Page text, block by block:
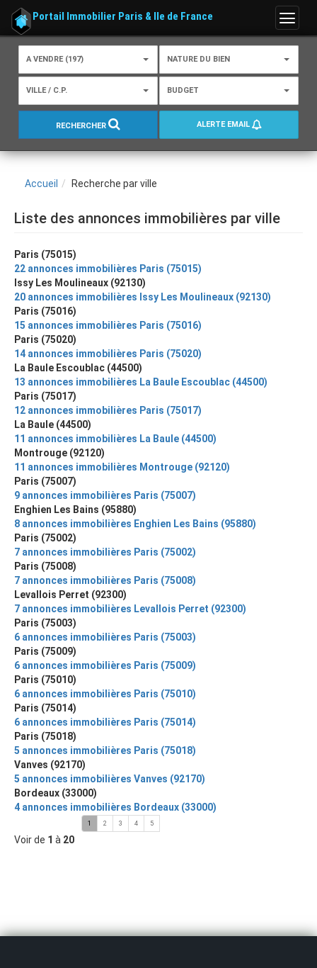
Menu
Portail Immobilier Paris & Ile de France
A VENDRE (197) NATURE DU BIEN
VILLE / C.P. BUDGET
RECHERCHER ALERTE EMAIL
Accueil Recherche par ville
Liste des annonces immobilières par ville
Paris (75015)
22 annonces immobilières Paris (75015)
Issy Les Moulineaux (92130)
20 annonces immobilières Issy Les Moulineaux (92130)
Paris (75016)
15 annonces immobilières Paris (75016)
Paris (75020)
14 annonces immobilières Paris (75020)
La Baule Escoublac (44500)
13 annonces immobilières La Baule Escoublac (44500)
Paris (75017)
12 annonces immobilières Paris (75017)
La Baule (44500)
11 annonces immobilières La Baule (44500)
Montrouge (92120)
11 annonces immobilières Montrouge (92120)
Paris (75007)
9 annonces immobilières Paris (75007)
Enghien Les Bains (95880)
8 annonces immobilières Enghien Les Bains (95880)
Paris (75002)
7 annonces immobilières Paris (75002)
Paris (75008)
7 annonces immobilières Paris (75008)
Levallois Perret (92300)
7 annonces immobilières Levallois Perret (92300)
Paris (75003)
6 annonces immobilières Paris (75003)
Paris (75009)
6 annonces immobilières Paris (75009)
Paris (75010)
6 annonces immobilières Paris (75010)
Paris (75014)
6 annonces immobilières Paris (75014)
Paris (75018)
5 annonces immobilières Paris (75018)
Vanves (92170)
5 annonces immobilières Vanves (92170)
Bordeaux (33000)
4 annonces immobilières Bordeaux (33000)
Voir de 1 à 20
1 2 3 4 5